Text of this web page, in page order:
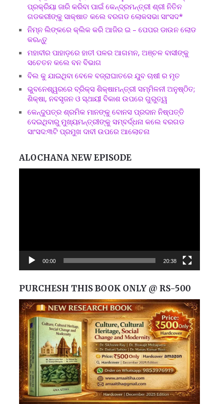
ପ୍ରକ୍ରିୟା ଜାରି କରିବା ପାଇଁ କେନ୍ଦ୍ରମନ୍ତ୍ରୀ ଶ୍ରୀ ନିତିନ
ଗଡକରୀଙ୍କୁ ସାକ୍ଷାତ କଲେ ବରଗଡ ଲୋକସଭା ସାଂସଦ*
ନିମ୍ନ ଲିଙ୍କରେ କ୍ଲିକ କରି ଆଜିର ଇ – ପେପର ଡାଉନ ଲୋଡ
କରନ୍ତୁ
ମହାବୀର ପାହାଡ଼ରେ ହାତୀ ପଳର ଆଗମନ, ଅଞ୍ଚଳ ବାସୀଙ୍କୁ
ସଚେତନ କଲେ ବନ ବିଭାଗ
ବିଲ କୁ ଯାଇଥିବା ବେଳେ ବଜ୍ରାଘାତରେ ଯୁବ ଚାଷୀ ର ମୃତ
ଭୁବନେଶ୍ୱରରେ ବ୍ରିକ୍ସ ଶିକ୍ଷାମନ୍ତ୍ରୀ ସମ୍ମିଳନୀ ଅନୁଷ୍ଠିତ;
ଶିକ୍ଷା, ନବସୃଜନ ଓ ସ୍ଥାୟୀ ବିକାଶ ଉପରେ ଗୁରୁତ୍ୱ
କେନ୍ଦୁପତ୍ର ଶ୍ରମିକ ମାନଙ୍କୁ ବୋନସ ପ୍ରଦାନ ନିଷ୍ପତ୍ତି
ଦେଇଥିବାରୁ ମୁଖ୍ୟମନ୍ତ୍ରୀଙ୍କୁ ସମ୍ବର୍ଦ୍ଧନା କଲେ ବରଗଡ
ସାଂସଦ:୩ଟି ପ୍ରମୁଖ ଦାବୀ ଉପରେ ଆଲୋଚନା
ALOCHANA NEW EPISODE
00:00 20:38
PURCHESH THIS BOOK ONLY @ RS-500